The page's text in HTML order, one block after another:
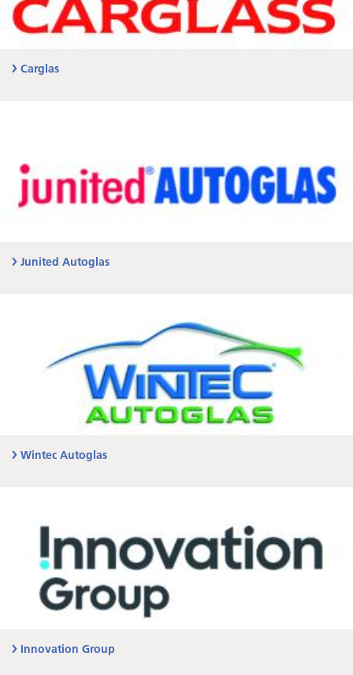
Carglas
Junited Autoglas
Wintec Autoglas
Innovation Group